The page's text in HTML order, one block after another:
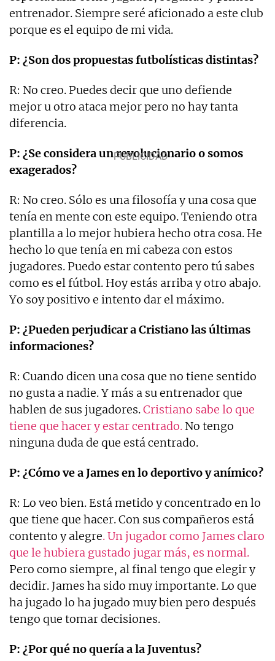
entrenador. Siempre seré aficionado a este club
porque es el equipo de mi vida.
P: ¿Son dos propuestas futbolísticas distintas?
R: No creo. Puedes decir que uno defiende
mejor u otro ataca mejor pero no hay tanta
diferencia.
P: ¿Se considera un revolucionario o somos
exagerados?
R: No creo. Sólo es una filosofía y una cosa que
tenía en mente con este equipo. Teniendo otra
plantilla a lo mejor hubiera hecho otra cosa. He
hecho lo que tenía en mi cabeza con estos
jugadores. Puedo estar contento pero tú sabes
como es el fútbol. Hoy estás arriba y otro abajo.
Yo soy positivo e intento dar el máximo.
P: ¿Pueden perjudicar a Cristiano las últimas
informaciones?
R: Cuando dicen una cosa que no tiene sentido
no gusta a nadie. Y más a su entrenador que
hablen de sus jugadores.Cristiano sabe lo que
tiene que hacer y estar centrado. No tengo
ninguna duda de que está centrado.
P: ¿Cómo ve a James en lo deportivo y anímico?
R: Lo veo bien. Está metido y concentrado en lo
que tiene que hacer. Con sus compañeros está
contento y alegre. Un jugador como James claro
que le hubiera gustado jugar más, es normal.
Pero como siempre, al final tengo que elegir y
decidir. James ha sido muy importante. Lo que
ha jugado lo ha jugado muy bien pero después
tengo que tomar decisiones.
P: ¿Por qué no quería a la Juventus?